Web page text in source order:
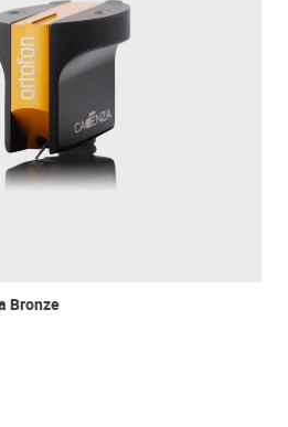
Bronze